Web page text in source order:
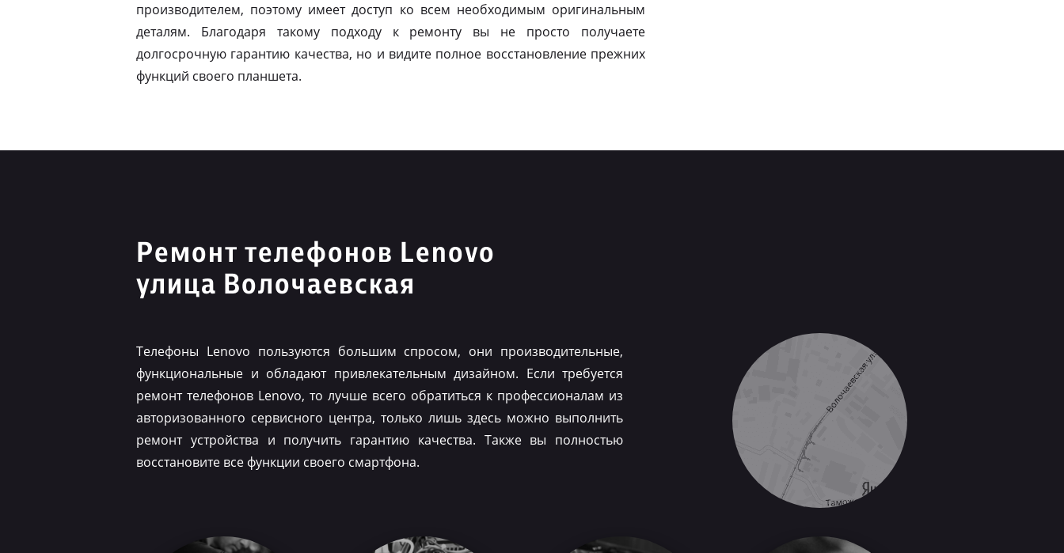
производителем, поэтому имеет доступ ко всем необходимым оригинальным
деталям. Благодаря такому подходу к ремонту вы не просто получаете
долгосрочную гарантию качества, но и видите полное восстановление прежних
функций своего планшета.
Ремонт телефонов Lenovo
улица Волочаевская
Телефоны Lenovo пользуются большим спросом, они производительные,
функциональные и обладают привлекательным дизайном. Если требуется
ремонт телефонов Lenovo, то лучше всего обратиться к профессионалам из
авторизованного сервисного центра, только лишь здесь можно выполнить
ремонт устройства и получить гарантию качества. Также вы полностью
восстановите все функции своего смартфона.